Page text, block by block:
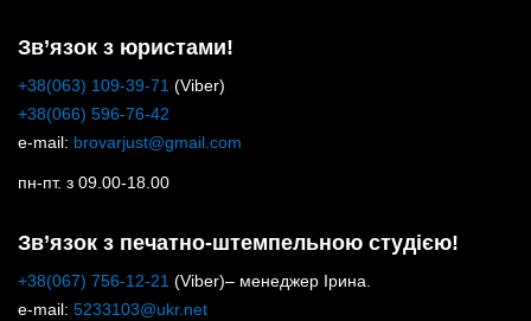
Зв’язок з юристами!
+38(063) 109-39-71 (Viber)
+38(066) 596-76-42
e-mail: brovarjust@gmail.com
пн-пт. з 09.00-18.00
Зв’язок з печатно-штемпельною студією!
+38(067) 756-12-21 (Viber)– менеджер Ірина.
e-mail: 5233103@ukr.net